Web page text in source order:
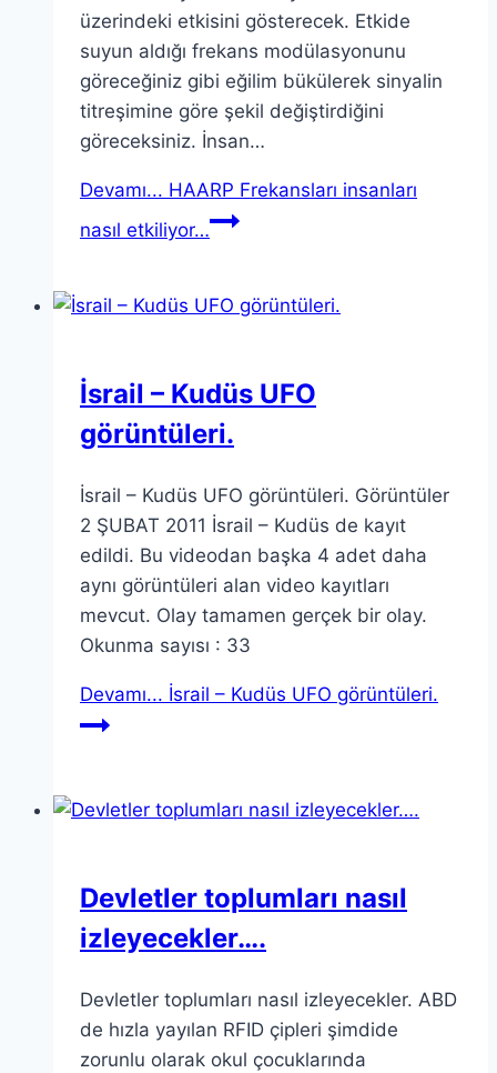
üzerindeki etkisini gösterecek. Etkide
suyun aldığı frekans modülasyonunu
göreceğiniz gibi eğilim bükülerek sinyalin
titreşimine göre şekil değiştirdiğini
göreceksiniz. İnsan…
Devamı... HAARP Frekansları insanları
nasıl etkiliyor…
İsrail – Kudüs UFO
görüntüleri.
İsrail – Kudüs UFO görüntüleri. Görüntüler
2 ŞUBAT 2011 İsrail – Kudüs de kayıt
edildi. Bu videodan başka 4 adet daha
aynı görüntüleri alan video kayıtları
mevcut. Olay tamamen gerçek bir olay.
Okunma sayısı : 33
Devamı... İsrail – Kudüs UFO görüntüleri.
Devletler toplumları nasıl
izleyecekler….
Devletler toplumları nasıl izleyecekler. ABD
de hızla yayılan RFID çipleri şimdide
zorunlu olarak okul çocuklarında